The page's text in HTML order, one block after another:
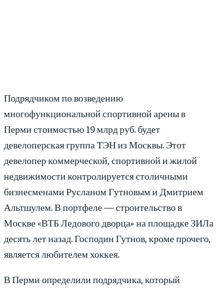
Подрядчиком по возведению
многофункциональной спортивной арены в
Перми стоимостью 19 млрд руб. будет
девелоперская группа ТЭН из Москвы. Этот
девелопер коммерческой, спортивной и жилой
недвижимости контролируется столичными
бизнесменами Русланом Гутновым и Дмитрием
Альтшулем. В портфеле — строительство в
Москве «ВТБ Ледового дворца» на площадке ЗИЛа
десять лет назад. Господин Гутнов, кроме прочего,
является любителем хоккея.
В Перми определили подрядчика, который